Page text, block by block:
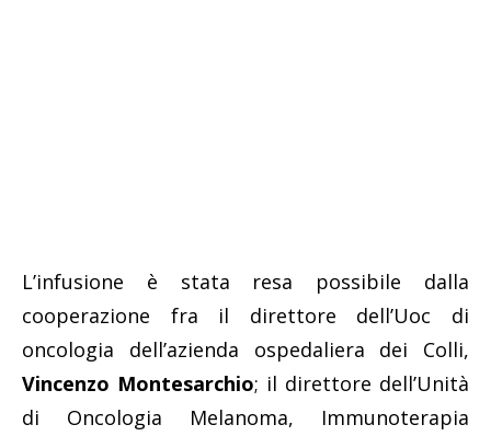
L’infusione è stata resa possibile dalla
cooperazione fra il direttore dell’Uoc di
oncologia dell’azienda ospedaliera dei Colli,
Vincenzo Montesarchio; il direttore dell’Unità
di Oncologia Melanoma, Immunoterapia